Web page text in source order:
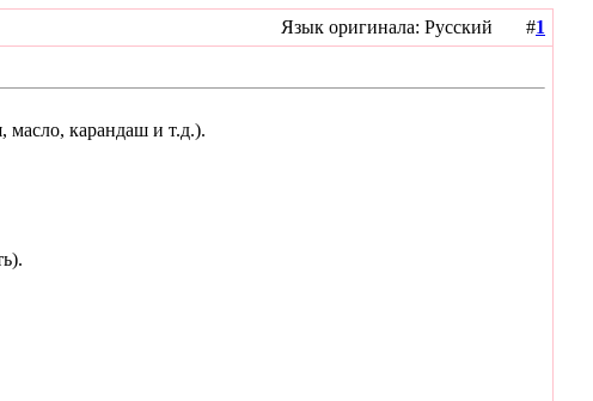
Язык оригинала: Русский #1
масло, карандаш и т.д.).